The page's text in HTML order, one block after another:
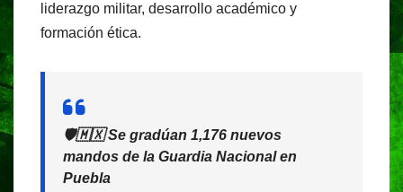
liderazgo militar, desarrollo académico y
formación ética.
🛡️🇲🇽 Se gradúan 1,176 nuevos
mandos de la Guardia Nacional en
Puebla